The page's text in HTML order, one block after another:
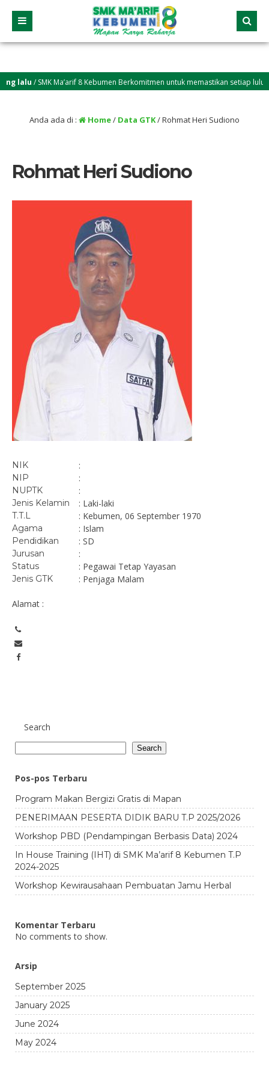
lalu/ SMK Ma’arif 8 Kebumen Berkomitmen untuk memastikan setiap
Anda ada di : Home/ Data GTK/Rohmat Heri Sudiono
Rohmat Heri Sudiono
NIK :
NIP :
NUPTK :
Jenis Kelamin : Laki-laki
T.T.L : Kebumen, 06 September 1970
Agama : Islam
Pendidikan : SD
Jurusan :
Status : Pegawai Tetap Yayasan
Jenis GTK : Penjaga Malam
Alamat :
Search
Search
Pos-pos Terbaru
Program Makan Bergizi Gratis di Mapan
PENERIMAAN PESERTA DIDIK BARU T.P 2025/2026
Workshop PBD (Pendampingan Berbasis Data) 2024
In House Training (IHT) di SMK Ma’arif 8 Kebumen T.P
2024-2025
Workshop Kewirausahaan Pembuatan Jamu Herbal
Komentar Terbaru
No comments to show.
Arsip
September 2025
January 2025
June 2024
May 2024